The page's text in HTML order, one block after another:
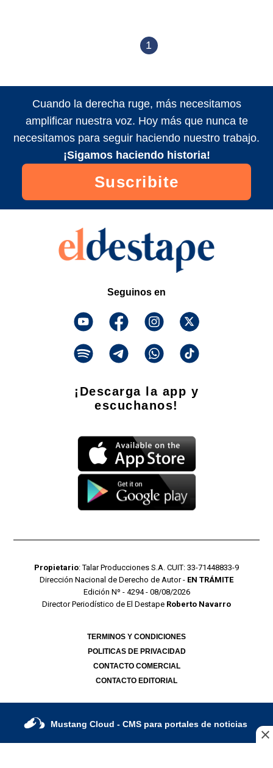
1
Cuando la derecha ruge, más necesitamos
amplificar nuestra voz. Hoy más que nunca te
necesitamos para seguir haciendo nuestro trabajo.
¡Sigamos haciendo historia!
Suscribite
Seguinos en
¡Descarga la app y
escuchanos!
Propietario: Talar Producciones S.A. CUIT: 33-71448833-9
Dirección Nacional de Derecho de Autor - EN TRÁMITE
Edición Nº - 4294 - 08/08/2026
Director Periodístico de El Destape Roberto Navarro
TERMINOS Y CONDICIONES
POLITICAS DE PRIVACIDAD
CONTACTO COMERCIAL
CONTACTO EDITORIAL
Mustang Cloud - CMS para portales de noticias